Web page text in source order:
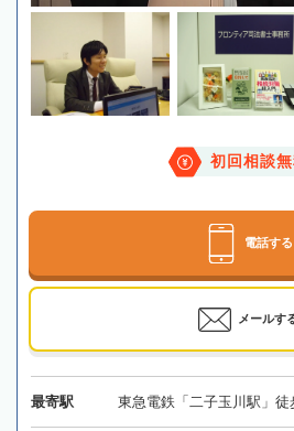
初回相談
電話する
メールす
最寄駅 東急電鉄「二子玉川駅」徒